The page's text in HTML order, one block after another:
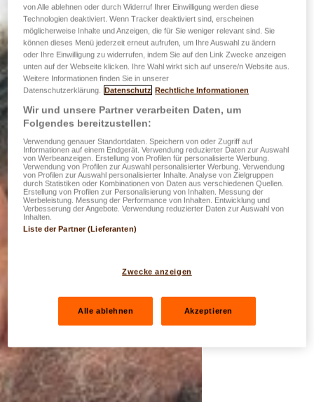
von Alle ablehnen oder durch Widerruf Ihrer Einwilligung werden diese
Technologien deaktiviert. Wenn Tracker deaktiviert sind, erscheinen
möglicherweise Inhalte und Anzeigen, die für Sie weniger relevant sind. Sie
können dieses Menü jederzeit erneut aufrufen, um Ihre Auswahl zu ändern
oder Ihre Einwilligung zu widerrufen, indem Sie auf den Link Zwecke anzeigen
unten auf der Webseite klicken. Ihre Wahl wirkt sich auf unsere/n Website aus.
Weitere Informationen finden Sie in unserer
Datenschutzerklärung. Datenschutz Rechtliche Informationen
Wir und unsere Partner verarbeiten Daten, um
Folgendes bereitzustellen:
Verwendung genauer Standortdaten. Speichern von oder Zugriff auf
Informationen auf einem Endgerät. Verwendung reduzierter Daten zur Auswahl
von Werbeanzeigen. Erstellung von Profilen für personalisierte Werbung.
Verwendung von Profilen zur Auswahl personalisierter Werbung. Verwendung
von Profilen zur Auswahl personalisierter Inhalte. Analyse von Zielgruppen
durch Statistiken oder Kombinationen von Daten aus verschiedenen Quellen.
Erstellung von Profilen zur Personalisierung von Inhalten. Messung der
Werbeleistung. Messung der Performance von Inhalten. Entwicklung und
Verbesserung der Angebote. Verwendung reduzierter Daten zur Auswahl von
Inhalten.
Liste der Partner (Lieferanten)
Zwecke anzeigen
Alle ablehnen Akzeptieren